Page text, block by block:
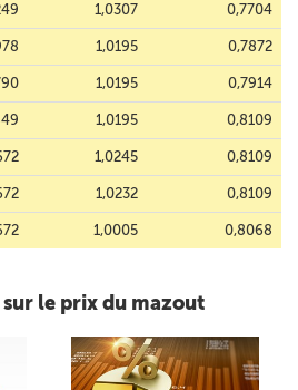
1,0307 0,7704
1,0195 0,7872
1,0195 0,7914
1,0195 0,8109
1,0245 0,8109
1,0232 0,8109
1,0005 0,8068
le prix du mazout